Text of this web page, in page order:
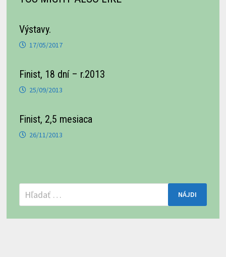
Výstavy.
17/05/2017
Finist, 18 dní – r.2013
25/09/2013
Finist, 2,5 mesiaca
26/11/2013
Hľadať: